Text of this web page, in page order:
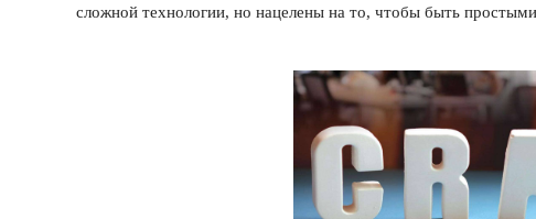
сложной технологии, но нацелены на то, чтобы быть